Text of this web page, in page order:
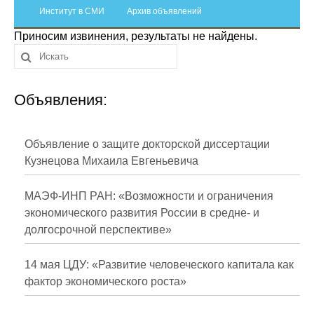
Отчетность
Противодействие коррупции
Материалы для СМИ
Публикации
Научная жизнь
Проблемы прогнозирования
О журнале
Номера журналов
Институт в СМИ Архив объявлений
Приносим извинения, результаты не найдены.
Объявления:
Объявление о защите докторской диссертации
Кузнецова Михаила Евгеньевича
МАЭФ-ИНП РАН: «Возможности и ограничения
экономического развития России в средне- и
долгосрочной перспективе»
14 мая ЦДУ: «Развитие человеческого капитала как
фактор экономического роста»